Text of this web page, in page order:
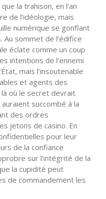
la trahison, en l’an
de l’idéologie, mais
numérique se gonflant
Au sommet de l’édifice
éclate comme un coup
intentions de l’ennemi
mais l’insoutenable
et agents des
où le secret devrait
succombé à la
des ordres
jetons de casino. En
pour leur
de la confiance
sur l’intégrité de la
la cupidité peut
de commandement les